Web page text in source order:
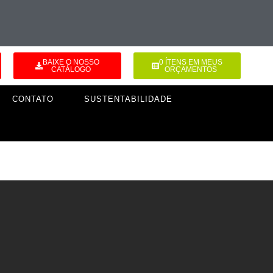
BAIXE O NOSSO
CATÁLOGO
0ÍTENS EM MEUS
ORÇAMENTOS
CONTATO SUSTENTABILIDADE